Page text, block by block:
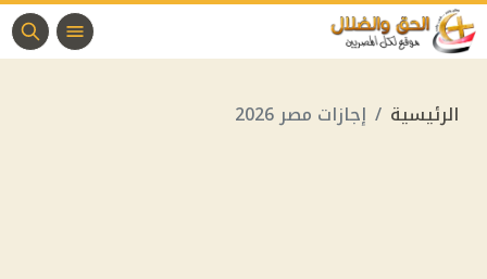
الرئيسية إجازات مصر 2026